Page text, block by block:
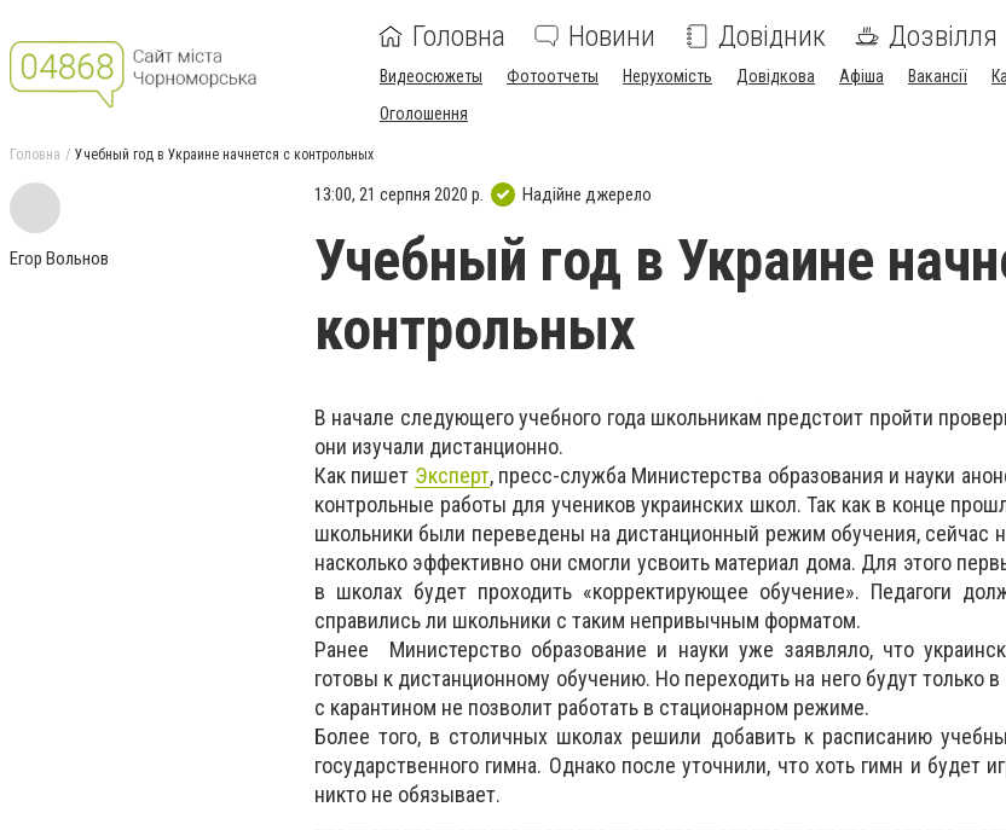
Головна Новини Довідник Дозвілля
Видеосюжеты Фотоотчеты Нерухомість Довідкова Афіша Вакансії
Оголошення
Головна Учебный год в Украине начнется с контрольных
Егор Вольнов
13:00, 21 серпня 2020 р. Надійне джерело
Учебный год в Украине
контрольных
В начале следующего учебного года школьникам предстоит пройти
они изучали дистанционно.
Как пишет Эксперт, пресс-служба Министерства образования и науки
контрольные работы для учеников украинских школ. Так как в конце
школьники были переведены на дистанционный режим обучения, сейчас
насколько эффективно они смогли усвоить материал дома. Для этого
в школах будет проходить «корректирующее обучение». Педагоги
справились ли школьники с таким непривычным форматом.
Ранее Министерство образование и науки уже заявляло, что
готовы к дистанционному обучению. Но переходить на него будут только в
с карантином не позволит работать в стационарном режиме.
Более того, в столичных школах решили добавить к расписанию
государственного гимна. Однако после уточнили, что хоть гимн и будет
никто не обязывает.